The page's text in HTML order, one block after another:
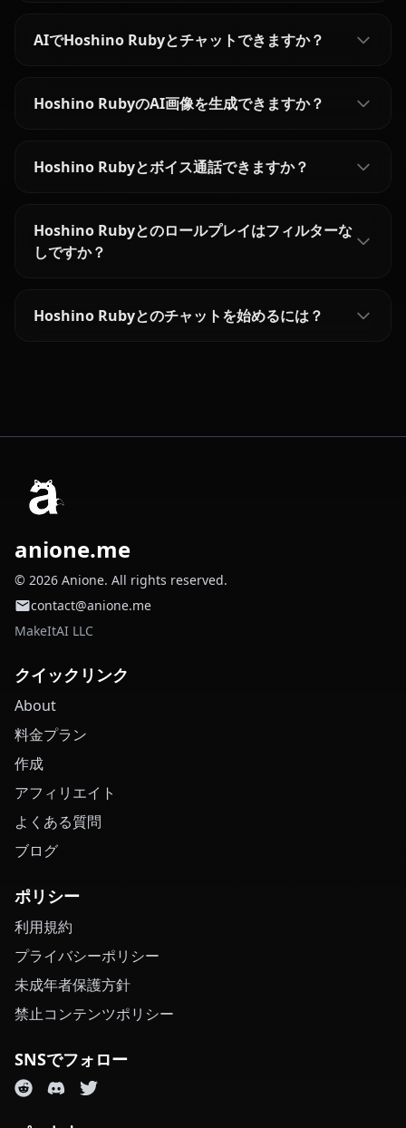
AIでHoshino Rubyとチャットできますか？
Hoshino RubyのAI画像を生成できますか？
Hoshino Rubyとボイス通話できますか？
Hoshino Rubyとのロールプレイはフィルターな
しですか？
Hoshino Rubyとのチャットを始めるには？
anione.me
© 2026 Anione. All rights reserved.
contact@anione.me
MakeItAI LLC
クイックリンク
About
料金プラン
作成
アフィリエイト
よくある質問
ブログ
ポリシー
利用規約
プライバシーポリシー
未成年者保護方針
禁止コンテンツポリシー
SNSでフォロー